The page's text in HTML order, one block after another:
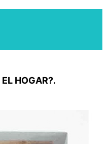
HOGAR?.